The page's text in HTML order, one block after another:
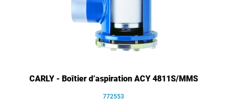
CARLY - Boîtier d’aspiration ACY 4811S/MMS
772553